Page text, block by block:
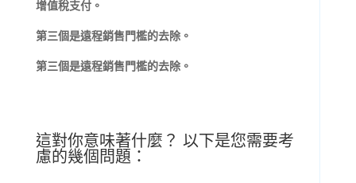
增值稅支付。
第三個是遠程銷售門檻的去除。
第三個是遠程銷售門檻的去除。
這對你意味著什麼？ 以下是您需要考
慮的幾個問題：